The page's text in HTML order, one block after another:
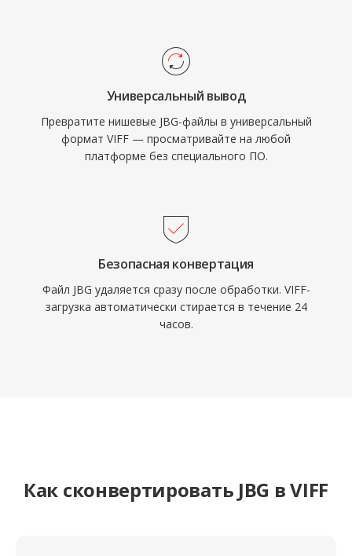
Универсальный вывод
Превратите нишевые JBG-файлы в универсальный
формат VIFF — просматривайте на любой
платформе без специального ПО.
Безопасная конвертация
Файл JBG удаляется сразу после обработки. VIFF-
загрузка автоматически стирается в течение 24
часов.
Как сконвертировать JBG в VIFF